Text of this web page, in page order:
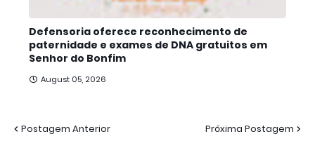
Defensoria oferece reconhecimento de
paternidade e exames de DNA gratuitos em
Senhor do Bonfim
August 05, 2026
Postagem Anterior Próxima Postagem